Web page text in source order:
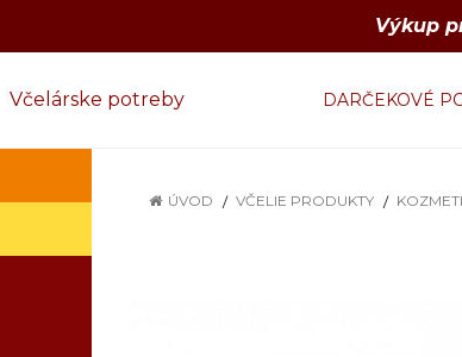
Výkup
Včelárske potreby DARČEKOVÉ
ÚVOD VČELIE PRODUKTY